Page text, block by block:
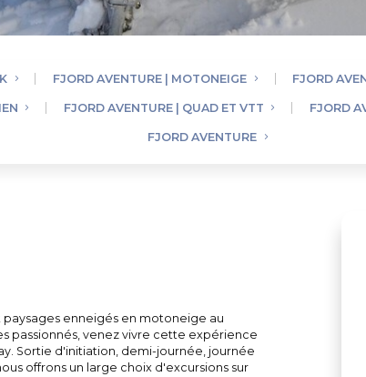
FJORD AVENTURE | MOTONEIGE FJORD
FJORD AVENTURE | QUAD ET VTT FJORD
FJORD AVENTURE
enneigés en motoneige au
passionnés, venez vivre cette expérience
Sortie d'initiation, demi-journée, journée
offrons un large choix d'excursions sur